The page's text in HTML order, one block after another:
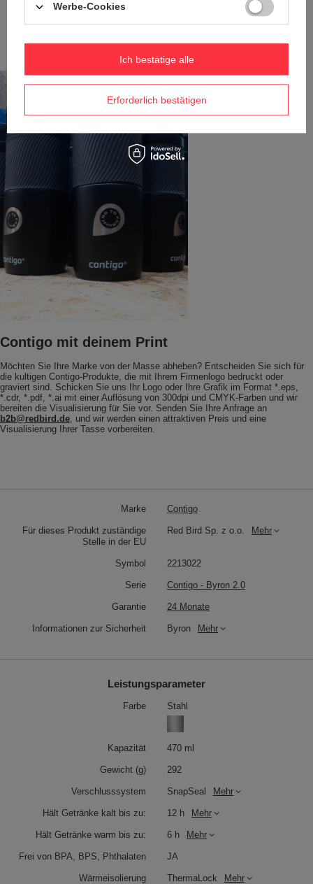
Contigo mit deinem Print
Möchten Sie Ihre Marke von der Masse abheben? Entscheiden Sie sich für
die kultigen Contigo-Produkte, die mit Ihrem Firmenlogo bedruckt oder
graviert sind. Schicken Sie uns Ihr Logo oder Ihre Grafik im Format *.eps,
*.cdr, *.pdf, *.ai mit einer Auflösung von 300dpi und CMYK-Farben und wir
bereiten die Visualisierung für Sie vor. Senden Sie Ihre Anfrage an
b2b@redbird.de, und wir werden einen attraktiven Preis und eine
Visualisierung Ihrer Tasse vorbereiten.
Marke Contigo
Für dieses Produkt zuständige
Stelle in der EU
Red Bird Sp. z o.o. Mehr
Symbol 2213022
Serie Contigo - Byron 2.0
Garantie 24 Monate
Informationen zur Sicherheit Byron Mehr
Leistungsparameter
Farbe Stahl
Kapazität 470 ml
Gewicht (g) 292
Verschlusssystem SnapSeal Mehr
Hält Getränke kalt bis zu: 12 h Mehr
Hält Getränke warm bis zu: 6 h Mehr
Frei von BPA, BPS, Phthalaten JA
Wärmeisolierung ThermaLock Mehr
Werbe-Cookies
Erforderlich bestätigen
Ich bestätige alle